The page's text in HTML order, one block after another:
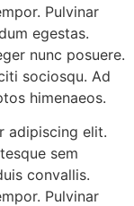
Pulvinar
egestas.
nunc posuere.
sociosqu. Ad
himenaeos.
adipiscing elit.
sem
convallis.
Pulvinar